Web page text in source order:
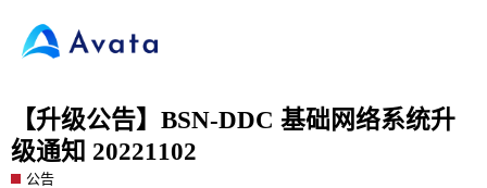
【升级公告】BSN-DDC 基础网络系统升
级通知 20221102
公告